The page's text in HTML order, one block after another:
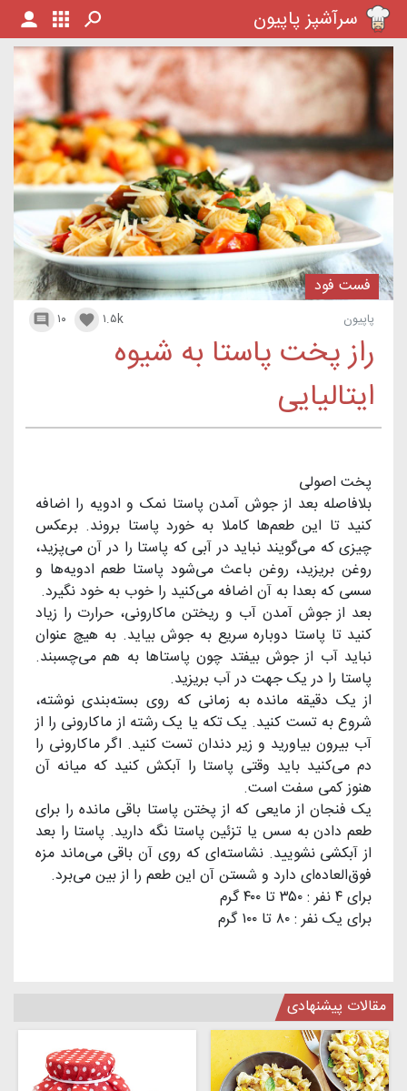
سرآشپز پاپیون
فست فود
پاپیون ۱۰  ۱.۵k 
راز پخت پاستا به شیوه
ایتالیایی
پخت اصولی
بلافاصله بعد از جوش آمدن پاستا نمک و ادویه را اضافه
کنید تا این طعم‌ها کاملا به خورد پاستا بروند. برعکس
چیزی که می‌گویند نباید در آبی که پاستا را در آن می‌پزید،
روغن بریزید، روغن باعث می‌شود پاستا طعم ادویه‌ها و
سسی که بعدا به آن اضافه می‌کنید را خوب به خود نگیرد.
بعد از جوش آمدن آب و ریختن ماکارونی، حرارت را زیاد
کنید تا پاستا دوباره سریع به جوش بیاید. به هیچ‌ عنوان
نباید آب از جوش بیفتد چون پاستاها به هم می‌چسبند.
پاستا را در یک جهت در آب بریزید.
از یک دقیقه مانده به زمانی که روی بسته‌بندی نوشته،
شروع به تست کنید. یک تکه یا یک رشته از ماکارونی را از
آب بیرون بیاورید و زیر دندان تست کنید. اگر ماکارونی را
دم می‌کنید باید وقتی پاستا را آبکش کنید که میانه آن
هنوز کمی سفت است.
یک فنجان از مایعی که از پختن پاستا باقی مانده را برای
طعم دادن به سس یا تزئین پاستا نگه‌ دارید. پاستا را بعد
از آبکشی نشویید. نشاسته‌ای که روی آن باقی می‌ماند مزه
فوق‌العاده‌ای دارد و شستن آن این طعم را از بین می‌برد.
برای ۴ نفر : ۳۵۰ تا ۴۰۰ گرم
برای یک نفر : ۸۰ تا ۱۰۰ گرم
مقالات پیشنهادی